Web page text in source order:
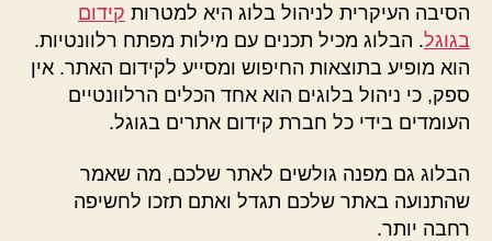
הסיבה העיקרית לניהול בלוג היא למטרות קידום
בגוגל. הבלוג מכיל תכנים עם מילות מפתח רלוונטיות.
הוא מופיע בתוצאות החיפוש ומסייע לקידום האתר. אין
ספק, כי ניהול בלוגים הוא אחד הכלים הרלוונטיים
העומדים בידי כל חברת קידום אתרים בגוגל.
הבלוג גם מפנה גולשים לאתר שלכם, מה שאמר
שהתנועה באתר שלכם תגדל ואתם תזכו לחשיפה
רחבה יותר.